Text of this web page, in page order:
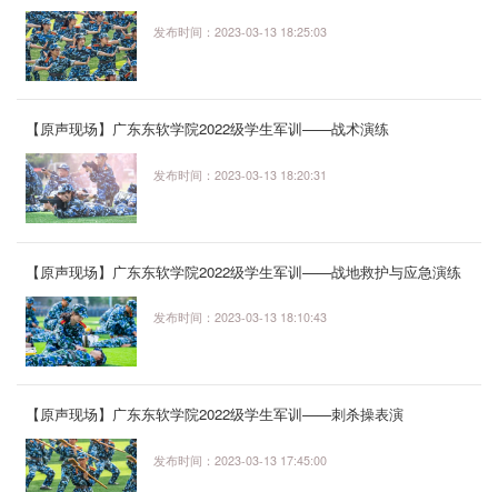
发布时间：2023-03-13 18:25:03
【原声现场】广东东软学院2022级学生军训——战术演练
发布时间：2023-03-13 18:20:31
【原声现场】广东东软学院2022级学生军训——战地救护与应急演练
发布时间：2023-03-13 18:10:43
【原声现场】广东东软学院2022级学生军训——刺杀操表演
发布时间：2023-03-13 17:45:00